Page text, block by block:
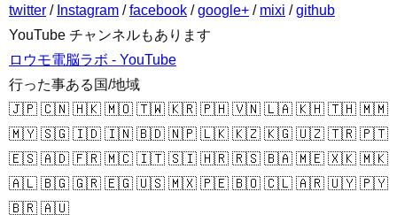
twitter / Instagram /facebook /google+ / mixi /github
YouTube チャンネルもあります
ロウモ電脳ラボ - YouTube
行った事ある国/地域
🇯🇵 🇨🇳 🇭🇰 🇲🇴 🇹🇼 🇰🇷 🇵🇭 🇻🇳 🇱🇦 🇰🇭 🇹🇭 🇲🇲
🇲🇾 🇸🇬 🇮🇩 🇮🇳 🇧🇩 🇳🇵 🇱🇰 🇰🇿 🇰🇬 🇺🇿 🇹🇷 🇵🇹
🇪🇸 🇦🇩 🇫🇷 🇲🇨 🇮🇹 🇸🇮 🇭🇷 🇷🇸 🇧🇦 🇲🇪 🇽🇰 🇲🇰
🇦🇱 🇧🇬 🇬🇷 🇪🇬 🇺🇸 🇲🇽 🇵🇪 🇧🇴 🇨🇱 🇦🇷 🇺🇾 🇵🇾
🇧🇷 🇦🇺